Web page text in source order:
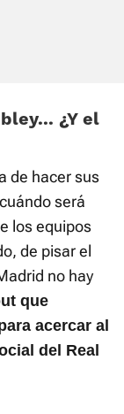
¿Y el
de hacer sus
será
los equipos
de pisar el
no hay
que
acercar al
del Real